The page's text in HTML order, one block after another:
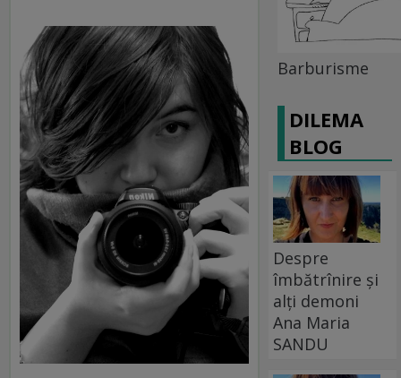
Barburisme
DILEMA
BLOG
Despre
îmbătrînire și
alți demoni
Ana Maria
SANDU